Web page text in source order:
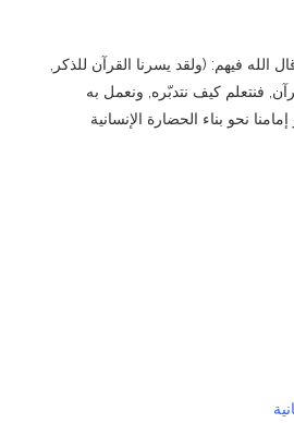
الله فيهم: (ولقد يسرنا القرآن للذكر,
فنتعلم كيف نتدبّره, ونعمل به
نحو بناء الحضارة الإنسانية